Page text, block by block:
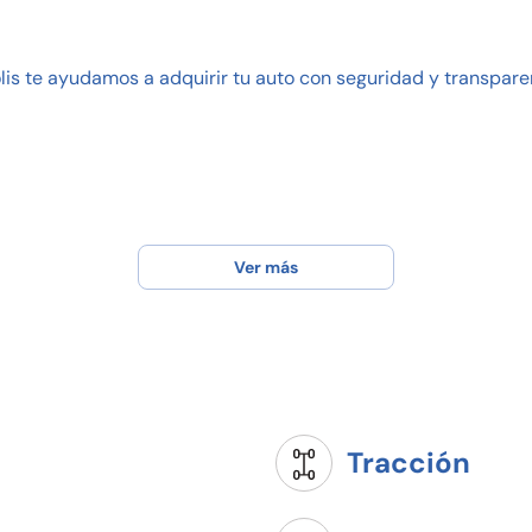
te ayudamos a adquirir tu auto con seguridad y
de impuestos
entrega
Ver más
Tracción